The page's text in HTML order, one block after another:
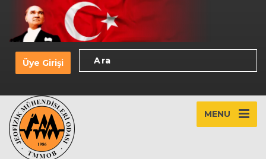
Üye Girişi
MENU